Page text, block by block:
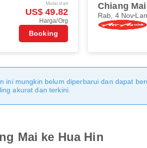
Mulai dari
US$ 49.82
Harga/Org
Booking
Chiang
Rab, 4 Nov
ini mungkin belum diperbarui dan dapat
akurat dan terkini.
Mai ke Hua Hin